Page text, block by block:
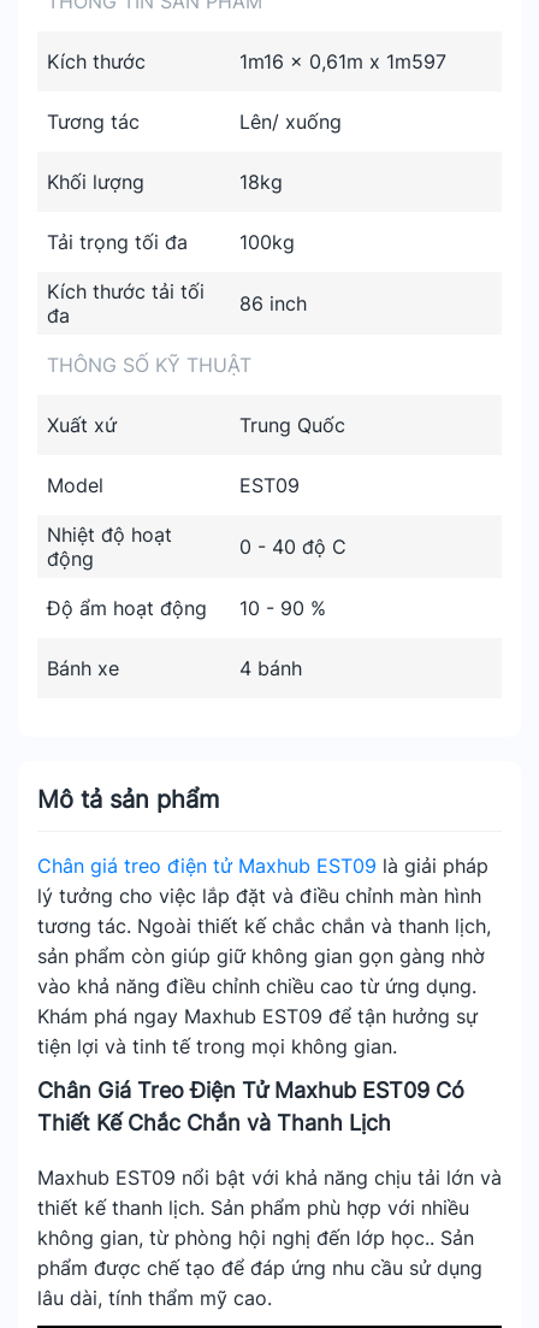
Mô tả sản phẩm
Chân giá treo điện tử Maxhub EST09 là giải pháp
lý tưởng cho việc lắp đặt và điều chỉnh màn hình
tương tác. Ngoài thiết kế chắc chắn và thanh lịch,
sản phẩm còn giúp giữ không gian gọn gàng nhờ
vào khả năng điều chỉnh chiều cao từ ứng dụng.
Khám phá ngay Maxhub EST09 để tận hưởng sự
tiện lợi và tinh tế trong mọi không gian.
Chân Giá Treo Điện Tử Maxhub EST09 Có
Thiết Kế Chắc Chắn và Thanh Lịch
Maxhub EST09 nổi bật với khả năng chịu tải lớn và
thiết kế thanh lịch. Sản phẩm phù hợp với nhiều
không gian, từ phòng hội nghị đến lớp học.. Sản
phẩm được chế tạo để đáp ứng nhu cầu sử dụng
lâu dài, tính thẩm mỹ cao.
Kích thước 1m16 x 0,61m x 1m597
Tương tác Lên/ xuống
Khối lượng 18kg
Tải trọng tối đa 100kg
Kích thước tải tối
đa
86 inch
THÔNG SỐ KỸ THUẬT
Xuất xứ Trung Quốc
Model EST09
Nhiệt độ hoạt
động
0 - 40 độ C
Độ ẩm hoạt động 10 - 90 %
Bánh xe 4 bánh